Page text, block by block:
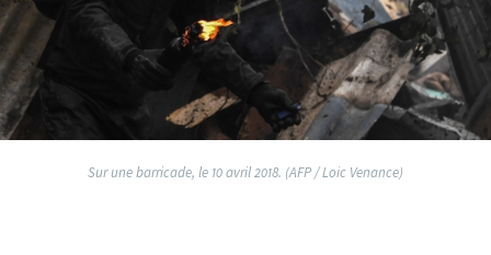
Sur une barricade, le 10 avril 2018. (AFP / Loic Venance)